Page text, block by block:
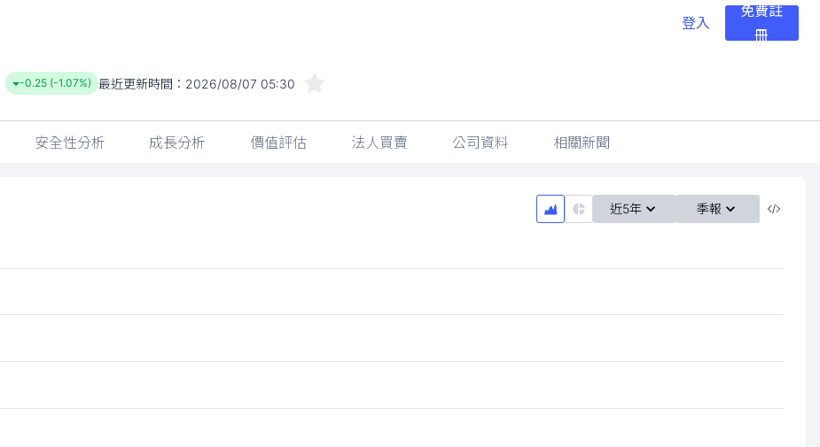
登入
免費註
冊
-0.25 (-1.07%) 最近更新時間： 2026/08/07 05:30
安全性分析 成長分析 價值評估 法人買賣 公司資料 相關新聞
近5年 季報